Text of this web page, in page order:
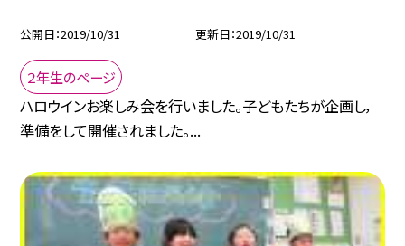
公開日 2019/10/31 更新日 2019/10/31
２年生のページ
ハロウインお楽しみ会を行いました。子どもたちが企画し，
準備をして開催されました。...